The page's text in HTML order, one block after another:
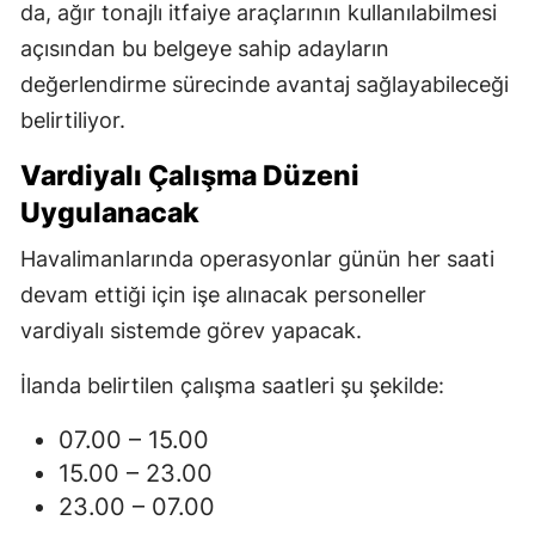
da, ağır tonajlı itfaiye araçlarının kullanılabilmesi
açısından bu belgeye sahip adayların
değerlendirme sürecinde avantaj sağlayabileceği
belirtiliyor.
Vardiyalı Çalışma Düzeni
Uygulanacak
Havalimanlarında operasyonlar günün her saati
devam ettiği için işe alınacak personeller
vardiyalı sistemde görev yapacak.
İlanda belirtilen çalışma saatleri şu şekilde:
07.00 – 15.00
15.00 – 23.00
23.00 – 07.00